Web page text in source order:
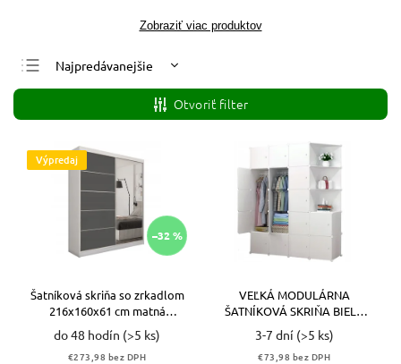
Zobraziť viac produktov
Najpredávanejšie
Najlacnejšie
Najdrahšie
Abecedne
Otvoriť filter
Výpredaj
–32 %
Šatníková skriňa so zrkadlom
216x160x61 cm matná
SIVÁ+BIELA VYPR
do 48 hodín (>5 ks)
€273,98 bez DPH
VEĽKÁ MODULÁRNA
ŠATNÍKOVÁ SKRIŇA BIELA
PRIESTRANNÁ
3-7 dní (>5 ks)
€73,98 bez DPH